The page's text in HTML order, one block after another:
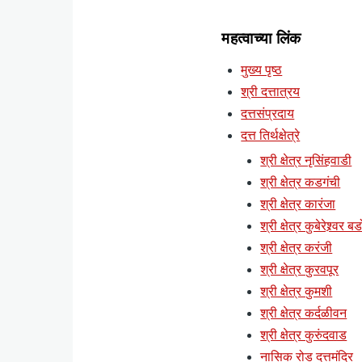
महत्वाच्या लिंक
मुख्य पृष्ठ
श्री दत्तात्रय
दत्तसंप्रदाय
दत्त तिर्थक्षेत्रे
श्री क्षेत्र नृसिंहवाडी
श्री क्षेत्र कडगंची
श्री क्षेत्र कारंजा
श्री क्षेत्र कुबेरेश्र्वर
श्री क्षेत्र करंजी
श्री क्षेत्र कुरवपूर
श्री क्षेत्र कुमशी
श्री क्षेत्र कर्दळीवन
श्री क्षेत्र कुरुंदवाड
नासिक रोड दत्तमंदिर